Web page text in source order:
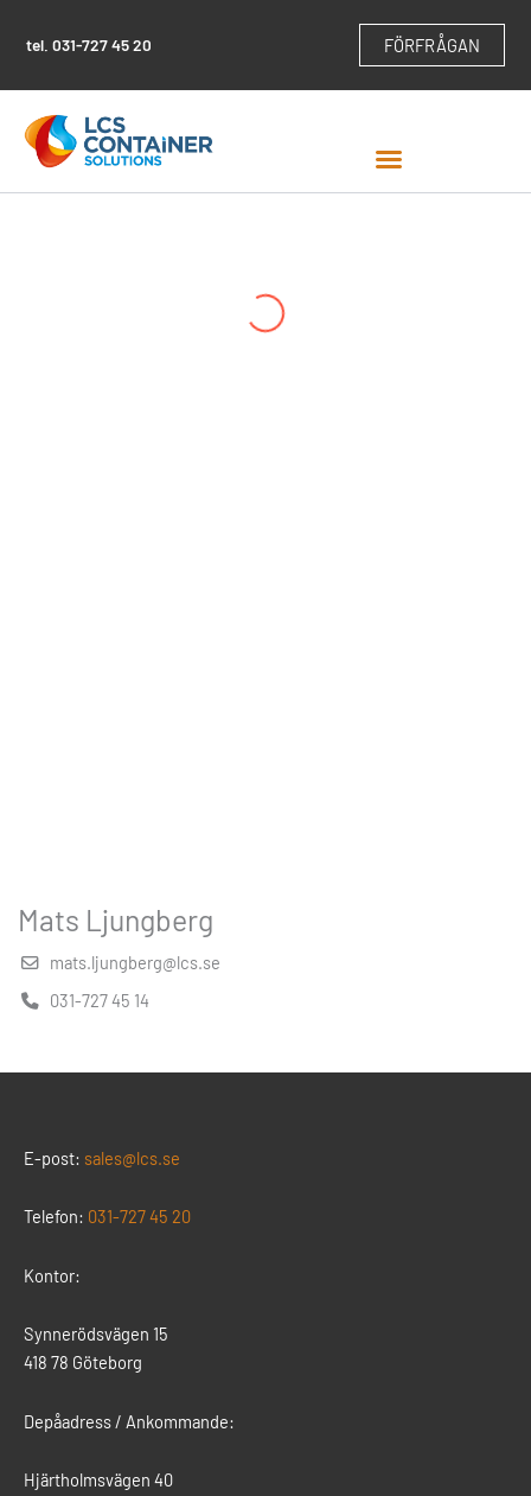
tel.031-727 45 20 FÖRFRÅGAN
Mats Ljungberg
mats.ljungberg@lcs.se
031-727 45 14
E-post: sales@lcs.se
Telefon: 031-727 45 20
Kontor:
Synnerödsvägen 15
418 78 Göteborg
Depåadress / Ankommande:
Hjärtholmsvägen 40